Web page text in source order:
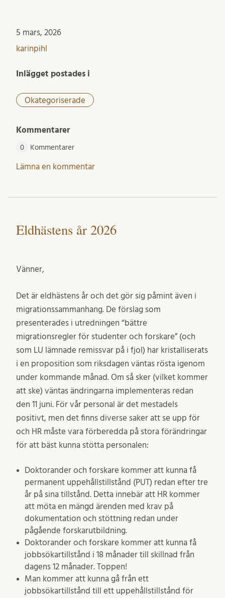
5 mars, 2026
karinpihl
Inlägget postades i
Okategoriserade
Kommentarer
0 Kommentarer
Lämna en kommentar
Eldhästens år 2026
Vänner,
Det är eldhästens år och det gör sig påmint även i
migrationssammanhang. De förslag som
presenterades i utredningen “bättre
migrationsregler för studenter och forskare” (och
som LU lämnade remissvar på i fjol) har kristalliserats
i en proposition som riksdagen väntas rösta igenom
under kommande månad. Om så sker (vilket kommer
att ske) väntas ändringarna implementeras redan
den 11 juni. För vår personal är det mestadels
positivt, men det finns diverse saker att se upp för
och HR måste vara förberedda på stora förändringar
för att bäst kunna stötta personalen:
Doktorander och forskare kommer att kunna få
permanent uppehållstillstånd (PUT) redan efter tre
år på sina tillstånd. Detta innebär att HR kommer
att möta en mängd ärenden med krav på
dokumentation och stöttning redan under
pågående forskarutbildning.
Doktorander och forskare kommer att kunna få
jobbsökartillstånd i 18 månader till skillnad från
dagens 12 månader. Toppen!
Man kommer att kunna gå från ett
jobbsökartillstånd till ett uppehållstillstånd för